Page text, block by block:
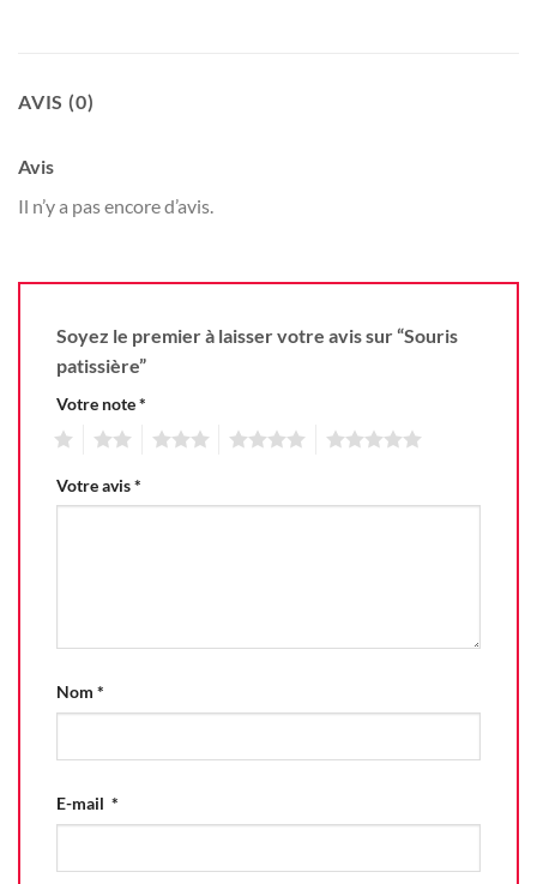
AVIS (0)
Avis
Il n’y a pas encore d’avis.
Soyez le premier à laisser votre avis sur “Souris
patissière”
Votre note*
Votre avis*
Nom *
E-mail *